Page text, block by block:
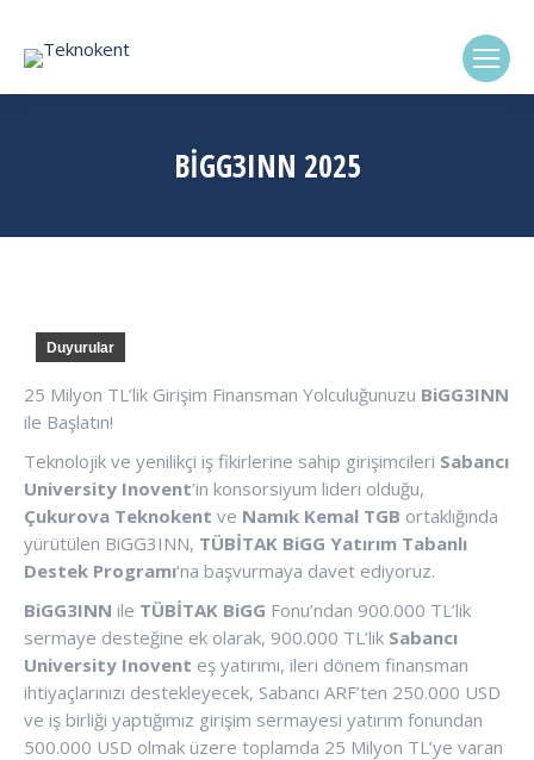
BIGG3INN 2025
Duyurular
25 Milyon TL’lik Girişim Finansman Yolculuğunuzu BiGG3INN
ile Başlatın!
Teknolojik ve yenilikçi iş fikirlerine sahip girişimcileri Sabancı
University Inovent’in konsorsiyum lideri olduğu,
Çukurova Teknokent ve Namık Kemal TGB ortaklığında
yürütülen BiGG3INN, TÜBİTAK BiGG Yatırım Tabanlı
Destek Programı‘na başvurmaya davet ediyoruz.
BiGG3INN ile TÜBİTAK BiGG Fonu’ndan 900.000 TL’lik
sermaye desteğine ek olarak, 900.000 TL’lik Sabancı
University Inovent eş yatırımı, ileri dönem finansman
ihtiyaçlarınızı destekleyecek, Sabancı ARF’ten 250.000 USD
ve iş birliği yaptığımız girişim sermayesi yatırım fonundan
500.000 USD olmak üzere toplamda 25 Milyon TL’ye varan